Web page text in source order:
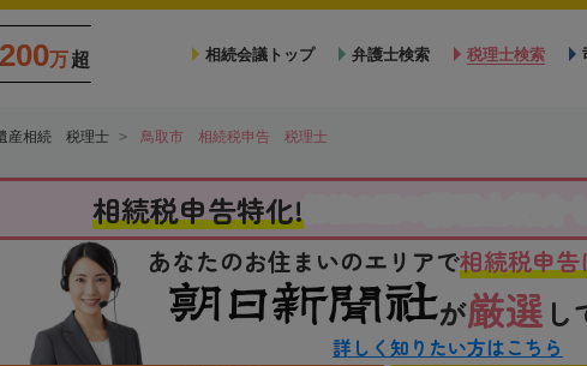
200万超 相続会議トップ 弁護士検索 税理士検索
産相続 税理士 鳥取市 相続税申告 税理士
相続税申告特化!
あなたのお住まいのエリアで相続税申
が厳選 し
詳しく知りたい方はこちら